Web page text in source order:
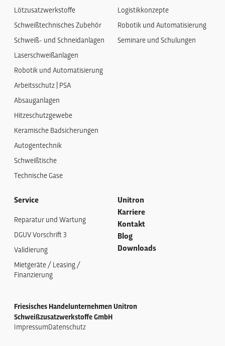
Lötzusatzwerkstoffe
Schweißtechnisches Zubehör
Schweiß- und Schneidanlagen
Laserschweißanlagen
Robotik und Automatisierung
Arbeitsschutz | PSA
Absauganlagen
Hitzeschutzgewebe
Keramische Badsicherungen
Autogentechnik
Schweißtische
Technische Gase
Logistikkonzepte
Robotik und Automatisierung
Seminare und Schulungen
Service
Reparatur und Wartung
DGUV Vorschrift 3
Validierung
Mietgeräte / Leasing /
Finanzierung
Unitron
Karriere
Kontakt
Blog
Downloads
Friesisches Handelunternehmen Unitron
Schweißzusatzwerkstoffe GmbH
Impressum Datenschutz